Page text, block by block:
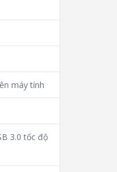
máy tính
3.0 tốc độ